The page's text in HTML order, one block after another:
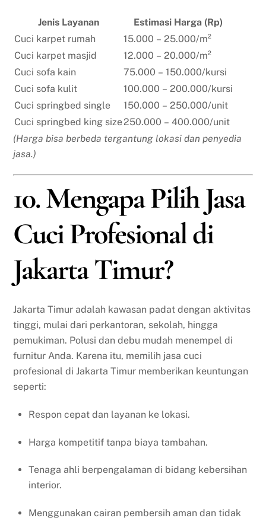
Jenis Layanan
Estimasi Harga (Rp)
Cuci karpet rumah
15.000 – 25.000/m²
Cuci karpet masjid
12.000 – 20.000/m²
Cuci sofa kain
75.000 – 150.000/kursi
Cuci sofa kulit
100.000 – 200.000/kursi
Cuci springbed single
150.000 – 250.000/unit
Cuci springbed king size250.000 – 400.000/unit
(Harga bisa berbeda tergantung lokasi dan penyedia
jasa.)
10. Mengapa Pilih Jasa
Cuci Profesional di
Jakarta Timur?
Jakarta Timur adalah kawasan padat dengan aktivitas
tinggi, mulai dari perkantoran, sekolah, hingga
pemukiman. Polusi dan debu mudah menempel di
furnitur Anda. Karena itu, memilih jasa cuci
profesional di Jakarta Timur memberikan keuntungan
seperti:
Respon cepat dan layanan ke lokasi.
Harga kompetitif tanpa biaya tambahan.
Tenaga ahli berpengalaman di bidang kebersihan
interior.
Menggunakan cairan pembersih aman dan tidak